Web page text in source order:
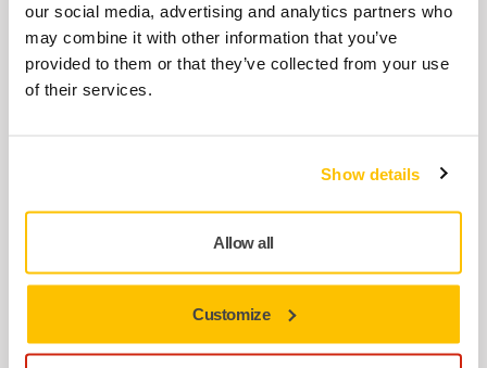
our social media, advertising and analytics partners who
may combine it with other information that you’ve
provided to them or that they’ve collected from your use
of their services.
Show details
Allow all
Customize
BIRLIKTE KULLANIN:
Hortum Ø 27 mm / 32 mm Havalı
Makinelere Entegre
BIRLIKTE KULLANIN:
Destekeleme Pedi Net Ø 125 mm
5/16"
yumuşak bir kenara ihtiyaç duyulduğunda
uygundur.